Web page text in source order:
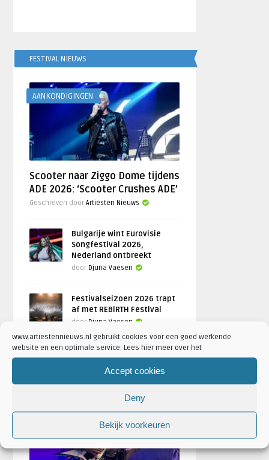
www.artiestennieuws.nl gebruikt cookies voor een goed werkende
website en een optimale service. Lees hier meer over het
Accept cookies
Deny
Bekijk voorkeuren
FESTIVAL NIEUWS
AANKONDIGINGEN
Scooter naar Ziggo Dome tijdens
ADE 2026: ‘Scooter Crushes ADE’
Geschreven doorArtiesten Nieuws
Bulgarije wint Eurovisie
Songfestival 2026,
Nederland ontbreekt
door Djuna Vaesen
Festivalseizoen 2026 trapt
af met REBiRTH Festival
door Djuna Vaesen
FEATURED